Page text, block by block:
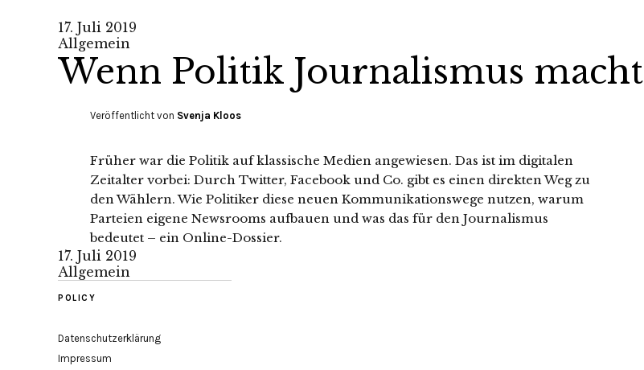
17. Juli 2019
Allgemein
Wenn Politik Journalismus macht
Veröffentlicht von Svenja Kloos
Früher war die Politik auf klassische Medien angewiesen. Das ist im digitalen
Zeitalter vorbei: Durch Twitter, Facebook und Co. gibt es einen direkten Weg zu
den Wählern. Wie Politiker diese neuen Kommunikationswege nutzen, warum
Parteien eigene Newsrooms aufbauen und was das für den Journalismus
bedeutet – ein Online-Dossier.
17. Juli 2019
Allgemein
POLICY
Datenschutzerklärung
Impressum